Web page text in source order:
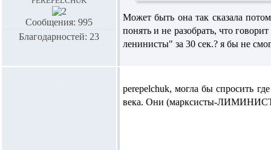
Сообщения: 995
Благодарностей: 23
Может быть она так сказала
понять и не разобрать, что
ленинисты" за 30 сек.? я бы не
perepelchuk,могла бы спросить
века. Они (марксисты-